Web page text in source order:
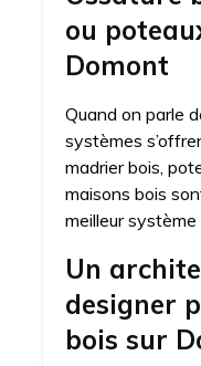
ou
Domont
Quand on parle
systèmes
madrier bois,
maisons bois
meilleur système
Un
designer
bois sur